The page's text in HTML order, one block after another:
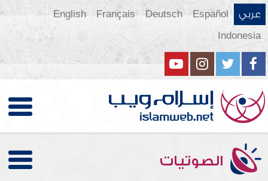
عربي Español
Deutsch
Français
English
Indonesia
الصوتيات